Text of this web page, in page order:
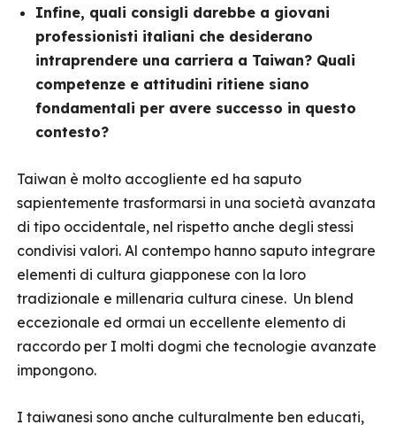
Infine, quali consigli darebbe a giovani
professionisti italiani che desiderano
intraprendere una carriera a Taiwan? Quali
competenze e attitudini ritiene siano
fondamentali per avere successo in questo
contesto?
Taiwan è molto accogliente ed ha saputo
sapientemente trasformarsi in una società avanzata
di tipo occidentale, nel rispetto anche degli stessi
condivisi valori. Al contempo hanno saputo integrare
elementi di cultura giapponese con la loro
tradizionale e millenaria cultura cinese. Un blend
eccezionale ed ormai un eccellente elemento di
raccordo per I molti dogmi che tecnologie avanzate
impongono.
I taiwanesi sono anche culturalmente ben educati,